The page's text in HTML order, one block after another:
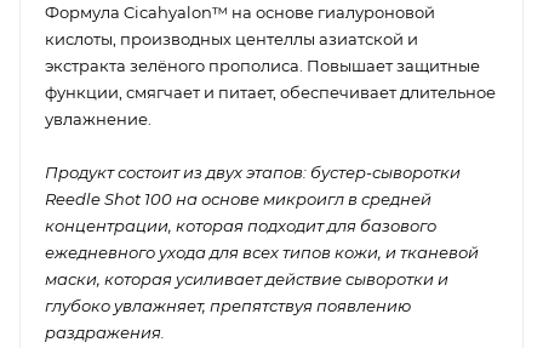
Формула Cicahyalon™ на основе гиалуроновой
кислоты, производных центеллы азиатской и
экстракта зелёного прополиса. Повышает защитные
функции, смягчает и питает, обеспечивает длительное
увлажнение.
Продукт состоит из двух этапов: бустер-сыворотки
Reedle Shot 100 на основе микроигл в средней
концентрации, которая подходит для базового
ежедневного ухода для всех типов кожи, и тканевой
маски, которая усиливает действие сыворотки и
глубоко увлажняет, препятствуя появлению
раздражения.